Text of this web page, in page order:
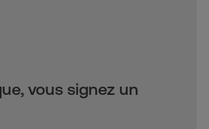
vous signez un